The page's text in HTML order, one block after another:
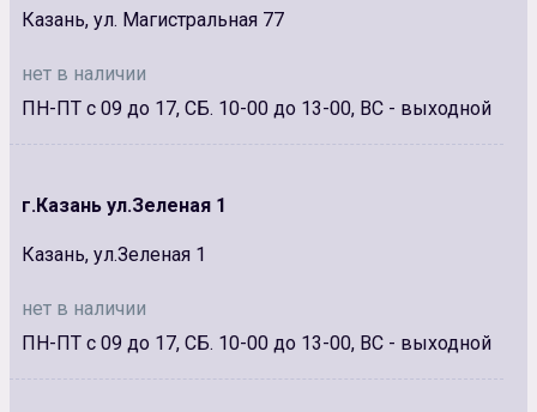
Казань, ул. Магистральная 77
нет в наличии
ПН-ПТ с 09 до 17, СБ. 10-00 до 13-00, ВС - выходной
г.Казань ул.Зеленая 1
Казань, ул.Зеленая 1
нет в наличии
ПН-ПТ с 09 до 17, СБ. 10-00 до 13-00, ВС - выходной